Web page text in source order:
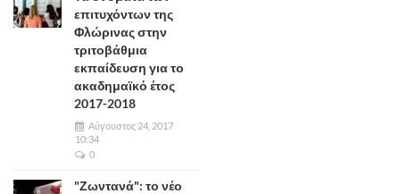
επιτυχόντων της
Φλώρινας στην
τριτοβάθμια
εκπαίδευση για το
ακαδημαϊκό έτος
2017-2018
Αύγουστος 24, 2017
10:34
0
"Ζωντανά": το νέο